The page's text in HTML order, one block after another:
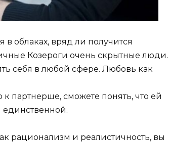
в облаках, вряд ли получится
Козероги очень скрытные люди.
себя в любой сфере. Любовь как
партнерше, сможете понять, что ей
рационализм и реалистичность, вы